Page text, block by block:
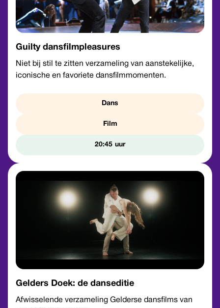
Guilty dansfilmpleasures
Niet bij stil te zitten verzameling van aanstekelijke,
iconische en favoriete dansfilmmomenten.
Dans
Film
20:45
Gelders Doek: de danseditie
Afwisselende verzameling Gelderse dansfilms van